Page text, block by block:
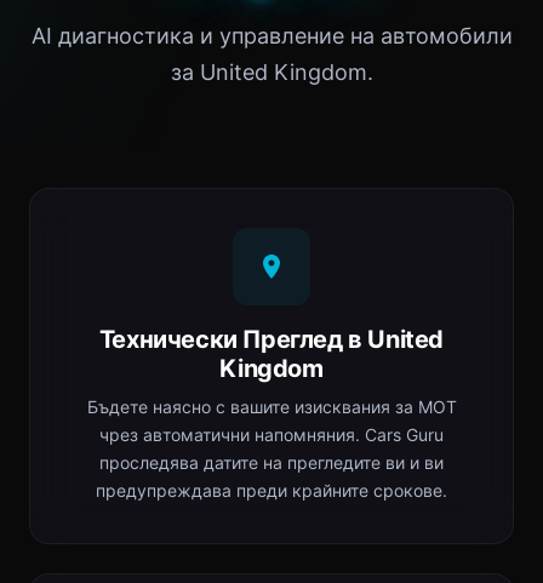
AI диагностика и управление на автомобили
за United Kingdom.
Технически Преглед в United
Kingdom
Бъдете наясно с вашите изисквания за MOT
чрез автоматични напомняния. Cars Guru
проследява датите на прегледите ви и ви
предупреждава преди крайните срокове.